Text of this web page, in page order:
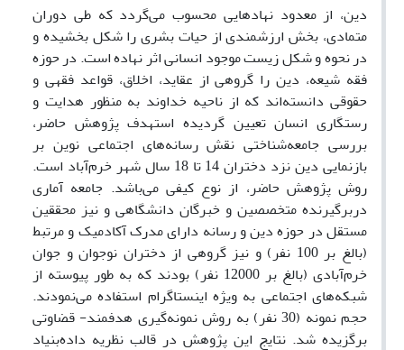
دین، از معدود نهادهایی محسوب می‌گردد که طی دوران
متمادی، بخش ارزشمندی از حیات بشری را شکل بخشیده و
در نحوه و شکل زیست موجود انسانی اثر نهاده است. در حوزه
فقه شیعه، دین را گروهی از عقاید، اخلاق، قواعد فقهی و
حقوقی دانسته‌اند که از ناحیه خداوند به منظور هدایت و
رستگاری انسان تعیین گردیده استهدف پژوهش حاضر،
بررسی جامعه‌شناختی نقش رسانه‌های اجتماعی نوین بر
بازنمایی دین نزد دختران 14 تا 18 سال شهر خرم‌آباد است.
روش پژوهش حاضر، از نوع کیفی می‌باشد. جامعه آماری
دربرگیرنده متخصصین و خبرگان دانشگاهی و نیز محققین
مستقل در حوزه دین و رسانه دارای مدرک آکادمیک و مرتبط
(بالغ بر 100 نفر) و نیز گروهی از دختران نوجوان و جوان
خرم‌آبادی (بالغ بر 12000 نفر) بودند که به طور پیوسته از
شبکه‌های اجتماعی به ویژه اینستاگرام استفاده می‌نمودند.
حجم نمونه (30 نفر) به روش نمونه‌گیری هدفمند- قضاوتی
برگزیده شد. نتایج این پژوهش در قالب نظریه داده‌بنیاد